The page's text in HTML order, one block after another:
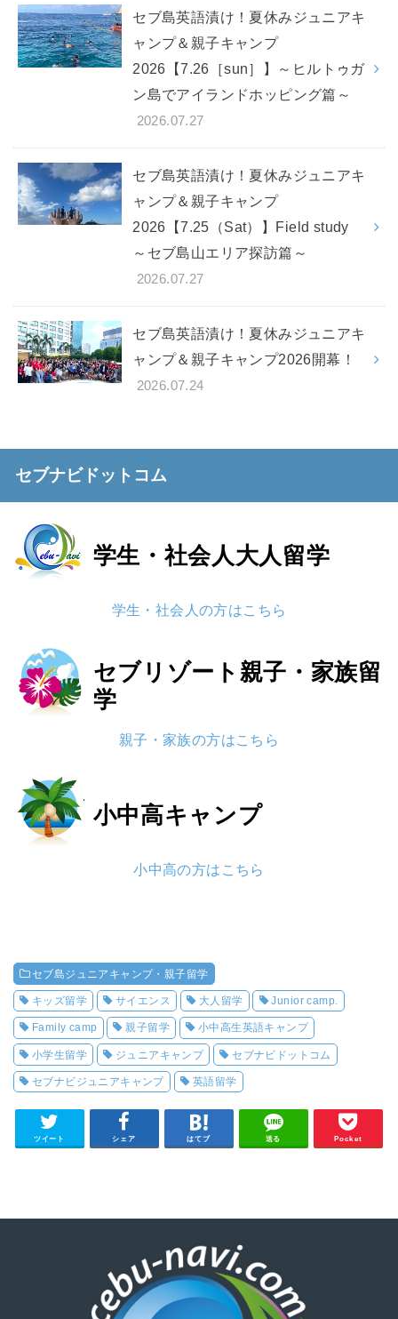
セブ島英語漬け！夏休みジュニアキ
ャンプ＆親子キャンプ
2026【7.26［sun］】～ヒルトゥガ
ン島でアイランドホッピング篇～
2026.07.27
セブ島英語漬け！夏休みジュニアキ
ャンプ＆親子キャンプ
2026【7.25（Sat）】Field study
～セブ島山エリア探訪篇～
2026.07.27
セブ島英語漬け！夏休みジュニアキ
ャンプ＆親子キャンプ2026開幕！
2026.07.24
セブナビドットコム
学生・社会人大人留学
学生・社会人の方はこちら
セブリゾート 親子・家族留
学
親子・家族の方はこちら
小中高キャンプ
小中高の方はこちら
セブ島ジュニアキャンプ・親子留学
キッズ留学 サイエンス 大人留学 Junior camp.
Family camp 親子留学 小中高生英語キャンプ
小学生留学 ジュニアキャンプ セブナビドットコム
セブナビジュニアキャンプ 英語留学
ツイート シェア はてブ 送る Pocket